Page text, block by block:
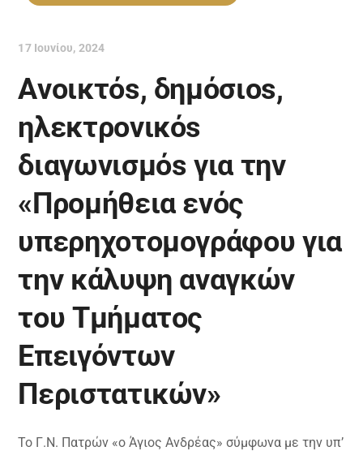
17 Ιουνίου, 2024
Aνοικτόs, δημόσιοs,
ηλεκτρονικόs
διαγωνισμόs για την
«Προμήθεια ενός
υπερηχοτομογράφου για
την κάλυψη αναγκών
του Τμήματος
Επειγόντων
Περιστατικών»
Το Γ.Ν. Πατρών «ο Άγιος Ανδρέας» σύμφωνα με την υπ’